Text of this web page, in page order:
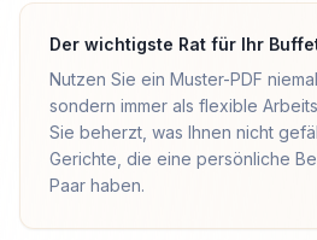
Der wichtigste Rat für Ihr
Nutzen Sie ein Muster-PDF
sondern immer als flexible
Sie beherzt, was Ihnen nicht
Gerichte, die eine persönliche
Paar haben.